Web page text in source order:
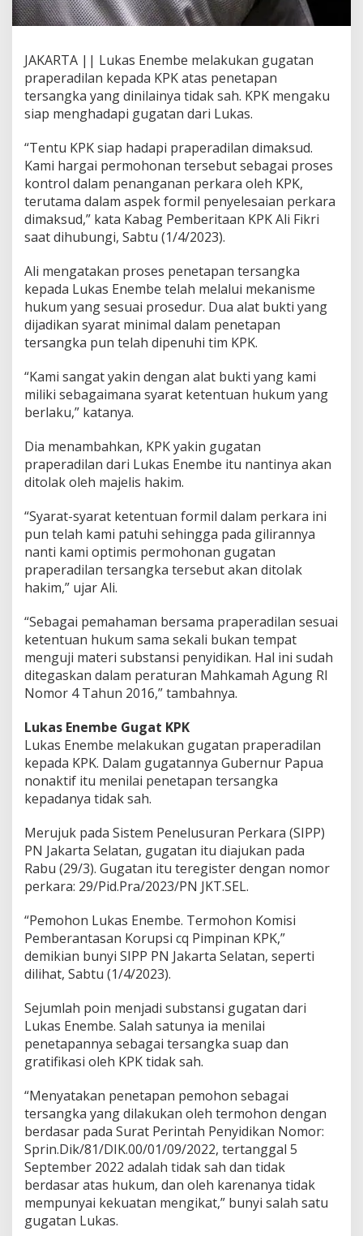
P
r
e
r
a
d
i
a
n
L
u
k
a
s
n
e
m
b
e
JAKARTA || Lukas Enembe melakukan gugatan
praperadilan kepada KPK atas penetapan
tersangka yang dinilainya tidak sah. KPK mengaku
siap menghadapi gugatan dari Lukas.
“Tentu KPK siap hadapi praperadilan dimaksud.
Kami hargai permohonan tersebut sebagai proses
kontrol dalam penanganan perkara oleh KPK,
terutama dalam aspek formil penyelesaian perkara
dimaksud,” kata Kabag Pemberitaan KPK Ali Fikri
saat dihubungi, Sabtu (1/4/2023).
Ali mengatakan proses penetapan tersangka
kepada Lukas Enembe telah melalui mekanisme
hukum yang sesuai prosedur. Dua alat bukti yang
dijadikan syarat minimal dalam penetapan
tersangka pun telah dipenuhi tim KPK.
“Kami sangat yakin dengan alat bukti yang kami
miliki sebagaimana syarat ketentuan hukum yang
berlaku,” katanya.
Dia menambahkan, KPK yakin gugatan
praperadilan dari Lukas Enembe itu nantinya akan
ditolak oleh majelis hakim.
“Syarat-syarat ketentuan formil dalam perkara ini
pun telah kami patuhi sehingga pada gilirannya
nanti kami optimis permohonan gugatan
praperadilan tersangka tersebut akan ditolak
hakim,” ujar Ali.
“Sebagai pemahaman bersama praperadilan sesuai
ketentuan hukum sama sekali bukan tempat
menguji materi substansi penyidikan. Hal ini sudah
ditegaskan dalam peraturan Mahkamah Agung RI
Nomor 4 Tahun 2016,” tambahnya.
Lukas Enembe Gugat KPK
Lukas Enembe melakukan gugatan praperadilan
kepada KPK. Dalam gugatannya Gubernur Papua
nonaktif itu menilai penetapan tersangka
kepadanya tidak sah.
Merujuk pada Sistem Penelusuran Perkara (SIPP)
PN Jakarta Selatan, gugatan itu diajukan pada
Rabu (29/3). Gugatan itu teregister dengan nomor
perkara: 29/Pid.Pra/2023/PN JKT.SEL.
“Pemohon Lukas Enembe. Termohon Komisi
Pemberantasan Korupsi cq Pimpinan KPK,”
demikian bunyi SIPP PN Jakarta Selatan, seperti
dilihat, Sabtu (1/4/2023).
Sejumlah poin menjadi substansi gugatan dari
Lukas Enembe. Salah satunya ia menilai
penetapannya sebagai tersangka suap dan
gratifikasi oleh KPK tidak sah.
“Menyatakan penetapan pemohon sebagai
tersangka yang dilakukan oleh termohon dengan
berdasar pada Surat Perintah Penyidikan Nomor:
Sprin.Dik/81/DIK.00/01/09/2022, tertanggal 5
September 2022 adalah tidak sah dan tidak
berdasar atas hukum, dan oleh karenanya tidak
mempunyai kekuatan mengikat,” bunyi salah satu
gugatan Lukas.